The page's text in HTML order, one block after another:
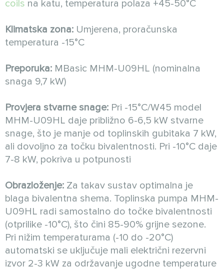
coils na katu, temperatura polaza +45-50°C
Klimatska zona: Umjerena, proračunska
temperatura -15°C
Preporuka: MBasic MHM-U09HL (nominalna
snaga 9,7 kW)
Provjera stvarne snage: Pri -15°C/W45 model
MHM-U09HL daje približno 6-6,5 kW stvarne
snage, što je manje od toplinskih gubitaka 7 kW,
ali dovoljno za točku bivalentnosti. Pri -10°C daje
7-8 kW, pokriva u potpunosti
Obrazloženje: Za takav sustav optimalna je
blaga bivalentna shema. Toplinska pumpa MHM-
U09HL radi samostalno do točke bivalentnosti
(otprilike -10°C), što čini 85-90% grijne sezone.
Pri nižim temperaturama (-10 do -20°C)
automatski se uključuje mali električni rezervni
izvor 2-3 kW za održavanje ugodne temperature